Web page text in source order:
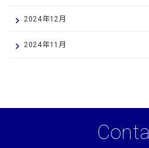
2024年12月
2024年11月